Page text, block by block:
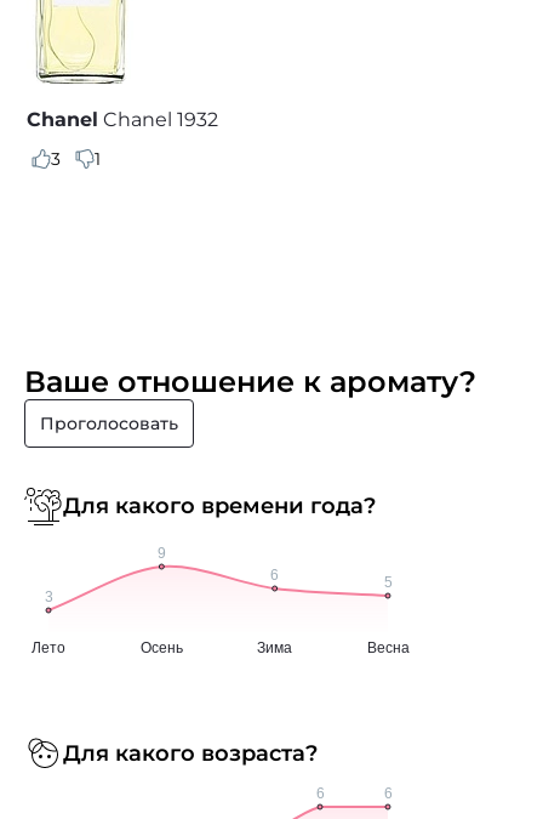
Chanel Chanel 1932
3 1
Ваше отношение к аромату?
Проголосовать
Для какого времени года?
Для какого возраста?